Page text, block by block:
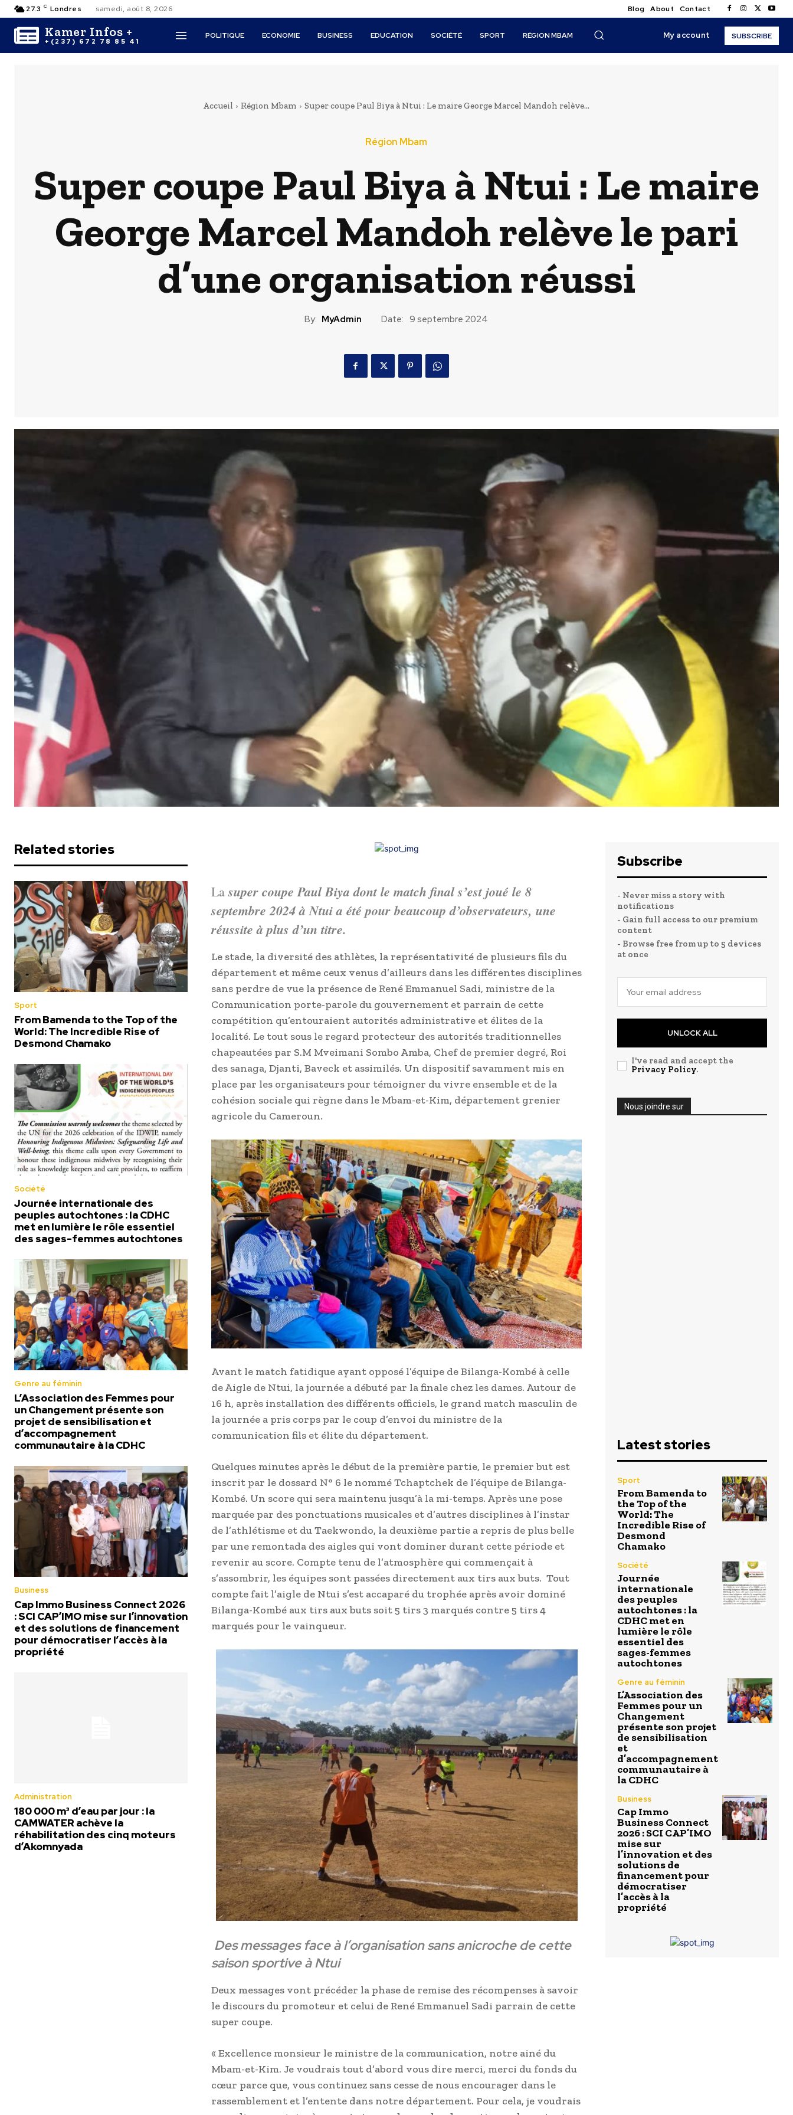
27.3 C Londres samedi, août 8, 2026 Blog About Contact
Kamer Infos +
+(237) 672 78 85 41
POLITIQUE ECONOMIE BUSINESS EDUCATION SOCIÉTÉ SPORT RÉGION MBAM My account SUBSCRIBE
Accueil Région Mbam Super coupe Paul Biya à Ntui : Le maire George Marcel Mandoh relève...
Région Mbam
Super coupe Paul Biya à Ntui : Le maire
George Marcel Mandoh relève le pari
d’une organisation réussi
By: MyAdmin Date: 9 septembre 2024
Related stories
Sport
From Bamenda to the Top of the
World: The Incredible Rise of
Desmond Chamako
Société
Journée internationale des
peuples autochtones : la CDHC
met en lumière le rôle essentiel
des sages-femmes autochtones
Genre au féminin
L’Association des Femmes pour
un Changement présente son
projet de sensibilisation et
d’accompagnement
communautaire à la CDHC
Business
Cap Immo Business Connect 2026
: SCI CAP’IMO mise sur l’innovation
et des solutions de financement
pour démocratiser l’accès à la
propriété
Administration
180 000 m³ d’eau par jour : la
CAMWATER achève la
réhabilitation des cinq moteurs
d’Akomnyada
Lasuper coupe Paul Biya dont le match final s’est joué le 8
septembre 2024 à Ntui a été pour beaucoup d’observateurs, une
réussite à plus d’un titre.
Le stade, la diversité des athlètes, la représentativité de plusieurs fils du
département et même ceux venus d’ailleurs dans les différentes disciplines
sans perdre de vue la présence de René Emmanuel Sadi, ministre de la
Communication porte-parole du gouvernement et parrain de cette
compétition qu’entouraient autorités administrative et élites de la
localité. Le tout sous le regard protecteur des autorités traditionnelles
chapeautées par S.M Mveimani Sombo Amba, Chef de premier degré, Roi
des sanaga, Djanti, Baveck et assimilés. Un dispositif savamment mis en
place par les organisateurs pour témoigner du vivre ensemble et de la
cohésion sociale qui règne dans le Mbam-et-Kim, département grenier
agricole du Cameroun.
Avant le match fatidique ayant opposé l’équipe de Bilanga-Kombé à celle
de Aigle de Ntui, la journée a débuté par la finale chez les dames. Autour de
16 h, après installation des différents officiels, le grand match masculin de
la journée a pris corps par le coup d’envoi du ministre de la
communication fils et élite du département.
Quelques minutes après le début de la première partie, le premier but est
inscrit par le dossard N° 6 le nommé Tchaptchek de l’équipe de Bilanga-
Kombé. Un score qui sera maintenu jusqu’à la mi-temps. Après une pose
marquée par des ponctuations musicales et d’autres disciplines à l’instar
de l’athlétisme et du Taekwondo, la deuxième partie a repris de plus belle
par une remontada des aigles qui vont dominer durant cette période et
revenir au score. Compte tenu de l’atmosphère qui commençait à
s’assombrir, les équipes sont passées directement aux tirs aux buts. Tout
compte fait l’aigle de Ntui s’est accaparé du trophée après avoir dominé
Bilanga-Kombé aux tirs aux buts soit 5 tirs 3 marqués contre 5 tirs 4
marqués pour le vainqueur.
Des messages face à l’organisation sans anicroche de cette
saison sportive à Ntui
Deux messages vont précéder la phase de remise des récompenses à savoir
le discours du promoteur et celui de René Emmanuel Sadi parrain de cette
super coupe.
« Excellence monsieur le ministre de la communication, notre ainé du
Mbam-et-Kim. Je voudrais tout d’abord vous dire merci, merci du fonds du
cœur parce que, vous continuez sans cesse de nous encourager dans le
rassemblement et l’entente dans notre département. Pour cela, je voudrais
Subscribe
- Never miss a story with
notifications
- Gain full access to our premium
content
- Browse free from up to 5 devices
at once
UNLOCK ALL
I've read and accept the
Privacy Policy.
Nous joindre sur
Latest stories
Sport
From Bamenda to
the Top of the
World: The
Incredible Rise of
Desmond
Chamako
Société
Journée
internationale
des peuples
autochtones : la
CDHC met en
lumière le rôle
essentiel des
sages-femmes
autochtones
Genre au féminin
L’Association des
Femmes pour un
Changement
présente son projet
de sensibilisation
et
d’accompagnement
communautaire à
la CDHC
Business
Cap Immo
Business Connect
2026 : SCI CAP’IMO
mise sur
l’innovation et des
solutions de
financement pour
démocratiser
l’accès à la
propriété